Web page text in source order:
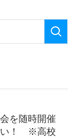
を随時開催
い！ ※高校